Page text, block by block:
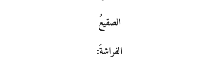
الصقيعُ
الفراشةَ: